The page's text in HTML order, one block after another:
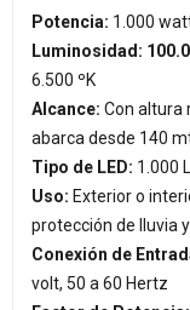
Potencia: 1.000
Luminosidad: 100.0
6.500 ºK
Alcance: Con altura
abarca desde 140
Tipo de LED: 1.000
Uso: Exterior o
protección de lluvia
Conexión de
volt, 50 a 60 Hertz